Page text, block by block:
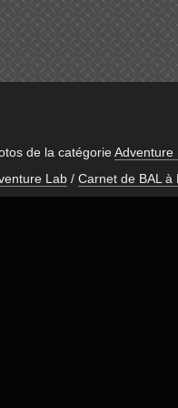
de la catégorieAdventure
Lab / Carnet de BAL à